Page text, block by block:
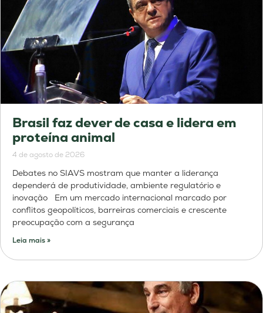
Brasil faz dever de casa e lidera em
proteína animal
4 de agosto de 2026
Debates no SIAVS mostram que manter a liderança
dependerá de produtividade, ambiente regulatório e
inovação Em um mercado internacional marcado por
conflitos geopolíticos, barreiras comerciais e crescente
preocupação com a segurança
Leia mais »